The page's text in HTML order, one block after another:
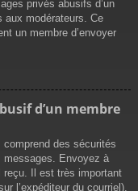
privés abusifs d’un
aux modérateurs. Ce
un membre d’envoyer
d’un membre
comprend des sécurités
messages. Envoyez à
reçu. Il est très important
l’expéditeur du courriel).